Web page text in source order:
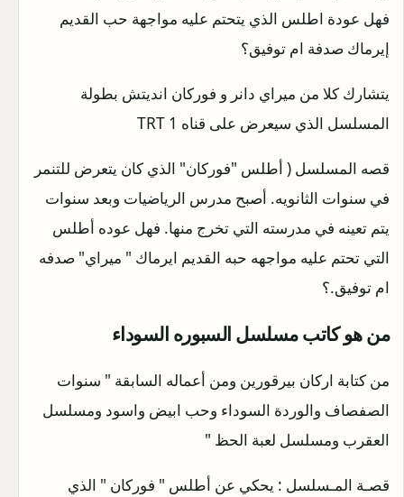
فهل عودة اطلس الذي يتحتم عليه مواجهة حب القديم
إيرماك صدفة ام توفيق؟
يتشارك كلا من ميراي دانر و فوركان انديتش بطولة
المسلسل الذي سيعرض على قناه TRT 1
قصه المسلسل ( أطلس "فوركان" الذي كان يتعرض للتنمر
في سنوات الثانويه. أصبح مدرس الرياضيات وبعد سنوات
يتم تعينه في مدرسته التي تخرج منها. فهل عوده أطلس
التي تحتم عليه مواجهه حبه القديم ايرماك " ميراي" صدفه
ام توفيق.؟
من هو كاتب مسلسل السبوره السوداء
من كتابة اركان بيرقورين ومن أعماله السابقة " سنوات
الصفصاف والوردة السوداء وحب ابيض واسود ومسلسل
العقرب ومسلسل لعبة الحظ "
قصـة المـسلسل : يحكي عن أطلس " فوركان " الذي